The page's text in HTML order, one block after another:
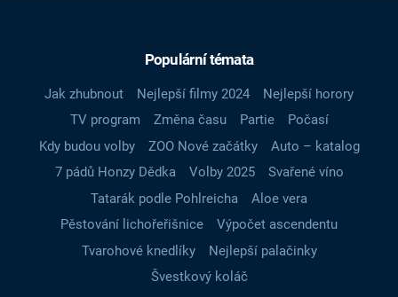
Populární témata
Jak zhubnout Nejlepší filmy 2024
Nejlepší horory
TV program
Změna času Partie
Počasí
Kdy budou volby
ZOO Nové začátky
Auto – katalog
7 pádů Honzy Dědka
Volby 2025
Svařené víno
Tatarák podle Pohlreicha
Aloe vera
Pěstování lichořeřišnice
Výpočet ascendentu
Tvarohové knedlíky
Nejlepší palačinky
Švestkový koláč